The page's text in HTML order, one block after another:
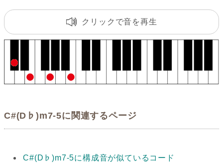
クリックで音を再生
C#(D♭)m7-5に関連するページ
C#(D♭)m7-5に構成音が似ているコード